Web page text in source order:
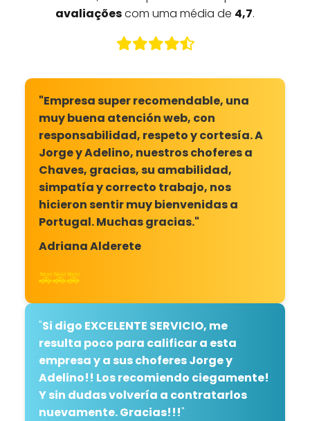
avaliaçõescom uma média de 4,7.
"Empresa super recomendable, una
muy buena atención web, con
responsabilidad, respeto y cortesía. A
Jorge y Adelino, nuestros choferes a
Chaves, gracias, su amabilidad,
simpatía y correcto trabajo, nos
hicieron sentir muy bienvenidas a
Portugal. Muchas gracias."
Adriana Alderete
🚕🚕🚕
"Si digo EXCELENTE SERVICIO, me
resulta poco para calificar a esta
empresa y a sus choferes Jorge y
Adelino!! Los recomiendo ciegamente!
Y sin dudas volvería a contratarlos
nuevamente. Gracias!!!"